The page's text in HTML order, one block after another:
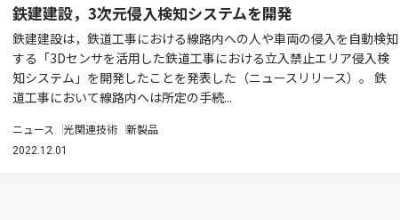
鉄建建設，3次元侵入検知システムを開発
鉄建建設は，鉄道工事における線路内への人や車両の侵入を自動検知
する「3Dセンサを活用した鉄道工事における立入禁止エリア侵入検
知システム」を開発したことを発表した（ニュースリリース）。 鉄
道工事において線路内へは所定の手続...
ニュース 光関連技術 新製品
2022.12.01